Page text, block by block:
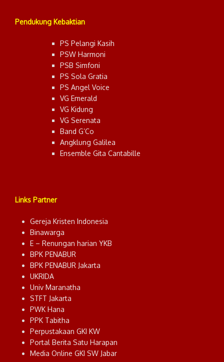
Pendukung Kebaktian
PS Pelangi Kasih
PSW Harmoni
PSB Simfoni
PS Sola Gratia
PS Angel Voice
VG Emerald
VG Kidung
VG Serenata
Band G’Co
Angklung Galilea
Ensemble Gita Cantabille
Links Partner
Gereja Kristen Indonesia
Binawarga
E – Renungan harian YKB
BPK PENABUR
BPK PENABUR Jakarta
UKRIDA
Univ Maranatha
STFT Jakarta
PWK Hana
PPK Tabitha
Perpustakaan GKI KW
Portal Berita Satu Harapan
Media Online GKI SW Jabar